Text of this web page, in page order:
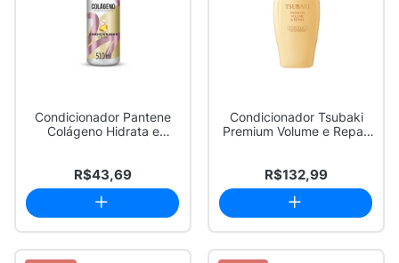
Condicionador Pantene
Colágeno Hidrata e
R$43,69
Condicionador Tsubaki
Premium Volume e Repair
R$132,99